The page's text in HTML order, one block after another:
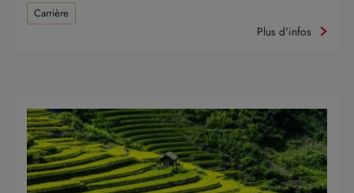
Carrière
Plus d'infos